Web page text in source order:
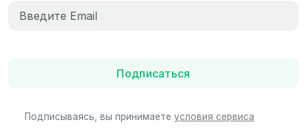
Подписаться
Подписываясь, вы принимаете условия сервиса